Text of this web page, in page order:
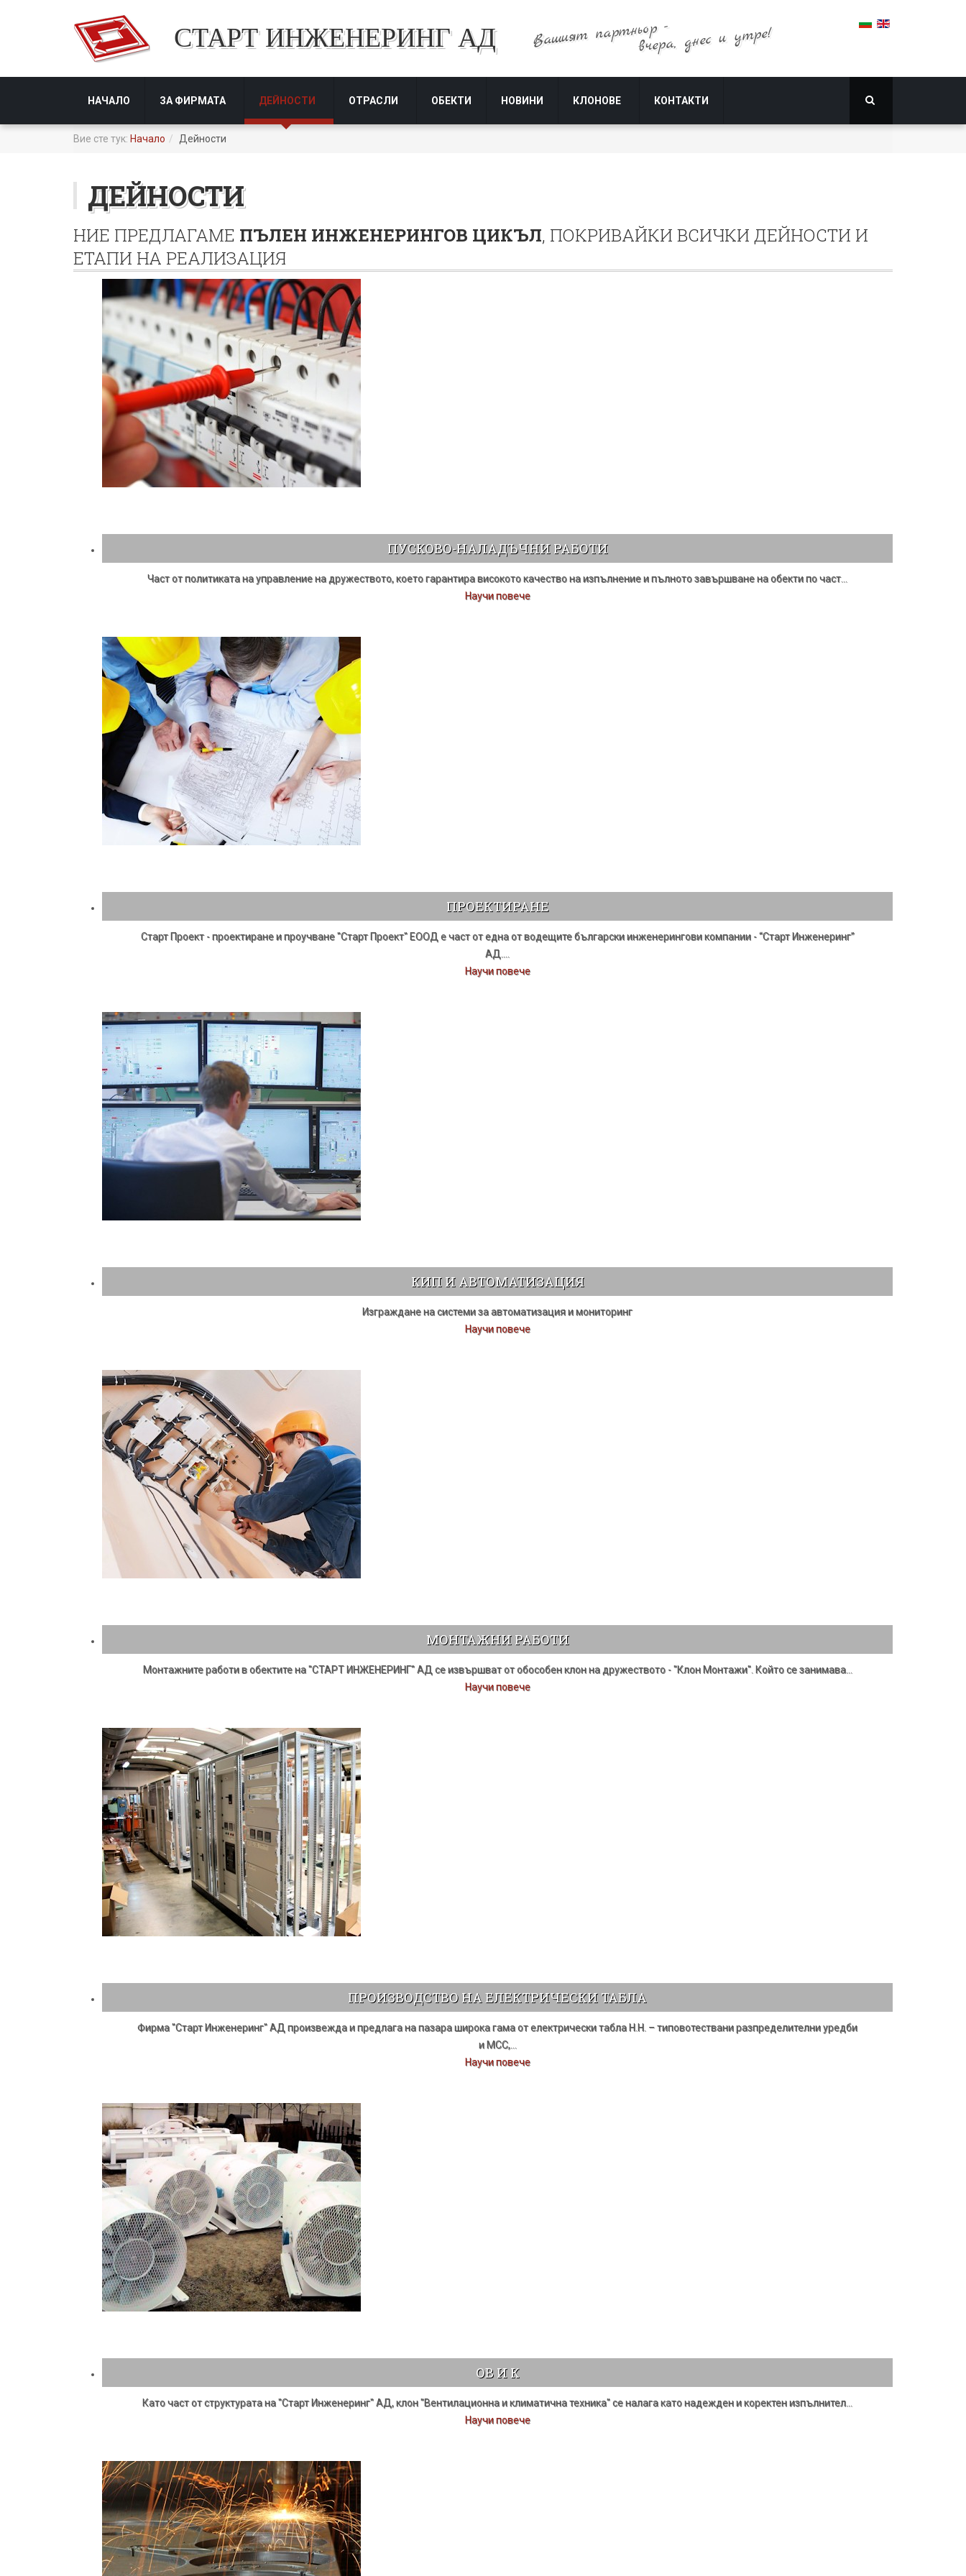
СТАРТ ИНЖЕНЕРИНГ АД Вашият партньор -вчера, днес и утре!
НАЧАЛО ЗА ФИРМАТА ДЕЙНОСТИ ОТРАСЛИ ОБЕКТИ НОВИНИ КЛОНОВЕ КОНТАКТИ
Вие сте тук: Начало Дейности
ДЕЙНОСТИ
НИЕ ПРЕДЛАГАМЕ ПЪЛЕН ИНЖЕНЕРИНГОВ ЦИКЪЛ, ПОКРИВАЙКИ ВСИЧКИ ДЕЙНОСТИ И
ЕТАПИ НА РЕАЛИЗАЦИЯ
ПУСКОВО-НАЛАДЪЧНИ РАБОТИ
Част от политиката на управление на дружеството, което гарантира високото качество на изпълнение и пълното завършване на обекти по част…
Научи повече
ПРОЕКТИРАНЕ
Старт Проект - проектиране и проучване "Старт Проект" ЕООД е част от една от водещите български инженерингови компании - “Старт Инженеринг”
АД.
Научи повече
КИП И АВТОМАТИЗАЦИЯ
Изграждане на системи за автоматизация и мониторинг
Научи повече
МОНТАЖНИ РАБОТИ
Монтажните работи в обектите на "СТАРТ ИНЖЕНЕРИНГ" АД се извършват от обособен клон на дружеството - "Клон Монтажи". Който се занимава…
Научи повече
ПРОИЗВОДСТВО НА ЕЛЕКТРИЧЕСКИ ТАБЛА
Фирма "Старт Инженеринг" АД произвежда и предлага на пазара широка гама от електрически табла Н.Н. – типовотествани разпределителни уредби
и МСС,
Научи повече
ОВ И К
Като част от структурата на "Старт Инженеринг" АД, клон "Вентилационна и климатична техника" се налага като надежден и коректен изпълнител
Научи повече